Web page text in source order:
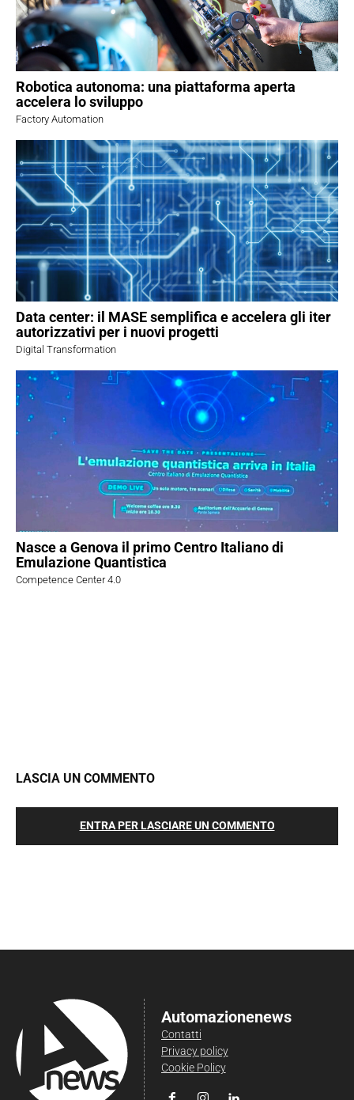
Robotica autonoma: una piattaforma aperta
accelera lo sviluppo
Factory Automation
Data center: il MASE semplifica e accelera gli iter
autorizzativi per i nuovi progetti
Digital Transformation
Nasce a Genova il primo Centro Italiano di
Emulazione Quantistica
Competence Center 4.0
LASCIA UN COMMENTO
ENTRA PER LASCIARE UN COMMENTO
Automazionenews
Contatti
Privacy policy
Cookie Policy